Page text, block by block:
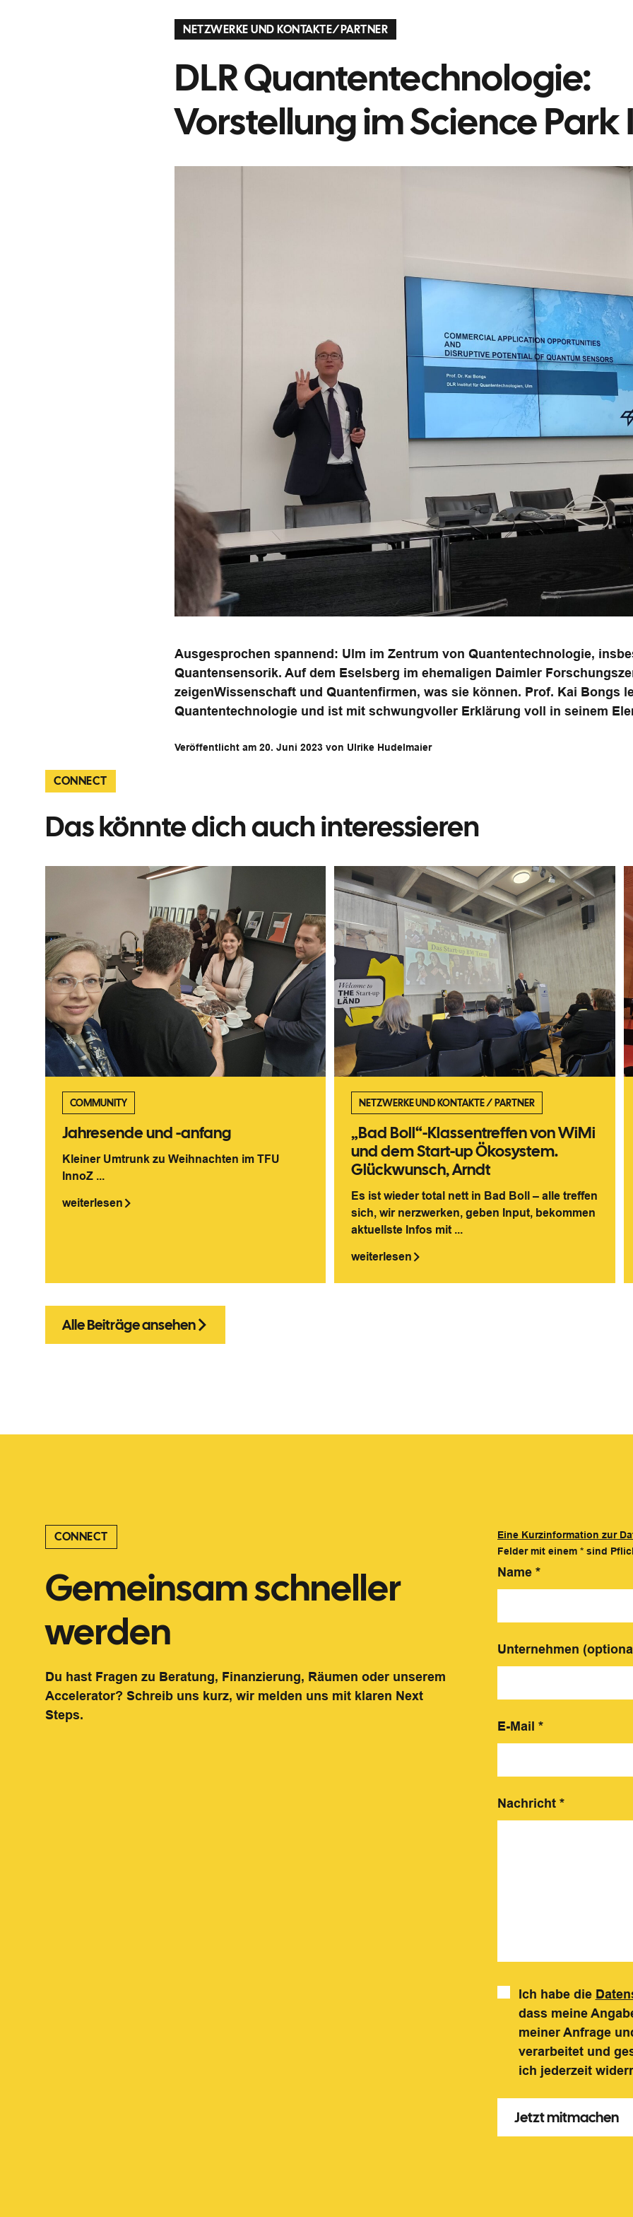
NETZWERKE UND KONTAKTE/PARTNER
DLR Quantentechnologie:
Vorstellung im Science Park
Ausgesprochen spannend: Ulm im Zentrum von Quantentechnologie,
Quantensensorik. Auf dem Eselsberg im ehemaligen Daimler
zeigenWissenschaft und Quantenfirmen, was sie können. Prof. Kai Bongs
Quantentechnologie und ist mit schwungvoller Erklärung voll in seinem
Veröffentlicht am 20. Juni 2023 von Ulrike Hudelmaier
CONNECT
Das könnte dich auch interessieren
COMMUNITY
Jahresende und -anfang
Kleiner Umtrunk zu Weihnachten im TFU
InnoZ ...
weiterlesen
NETZWERKE UND KONTAKTE/ PARTNER
„Bad Boll“-Klassentreffen von WiMi
und dem Start-up Ökosystem.
Glückwunsch, Arndt
Es ist wieder total nett in Bad Boll – alle treffen
sich, wir nerzwerken, geben Input, bekommen
aktuellste Infos mit ...
weiterlesen
Alle Beiträge ansehen
CONNECT
Gemeinsam schneller
werden
Du hast Fragen zu Beratung, Finanzierung, Räumen oder unserem
Accelerator? Schreib uns kurz, wir melden uns mit klaren Next
Steps.
Eine Kurzinformation zur
Felder mit einem * sind
Name *
Unternehmen
E-Mail *
Nachricht *
Ich habe die
dass meine
meiner Anfrage
verarbeitet und
ich jederzeit